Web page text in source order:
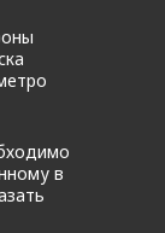
в